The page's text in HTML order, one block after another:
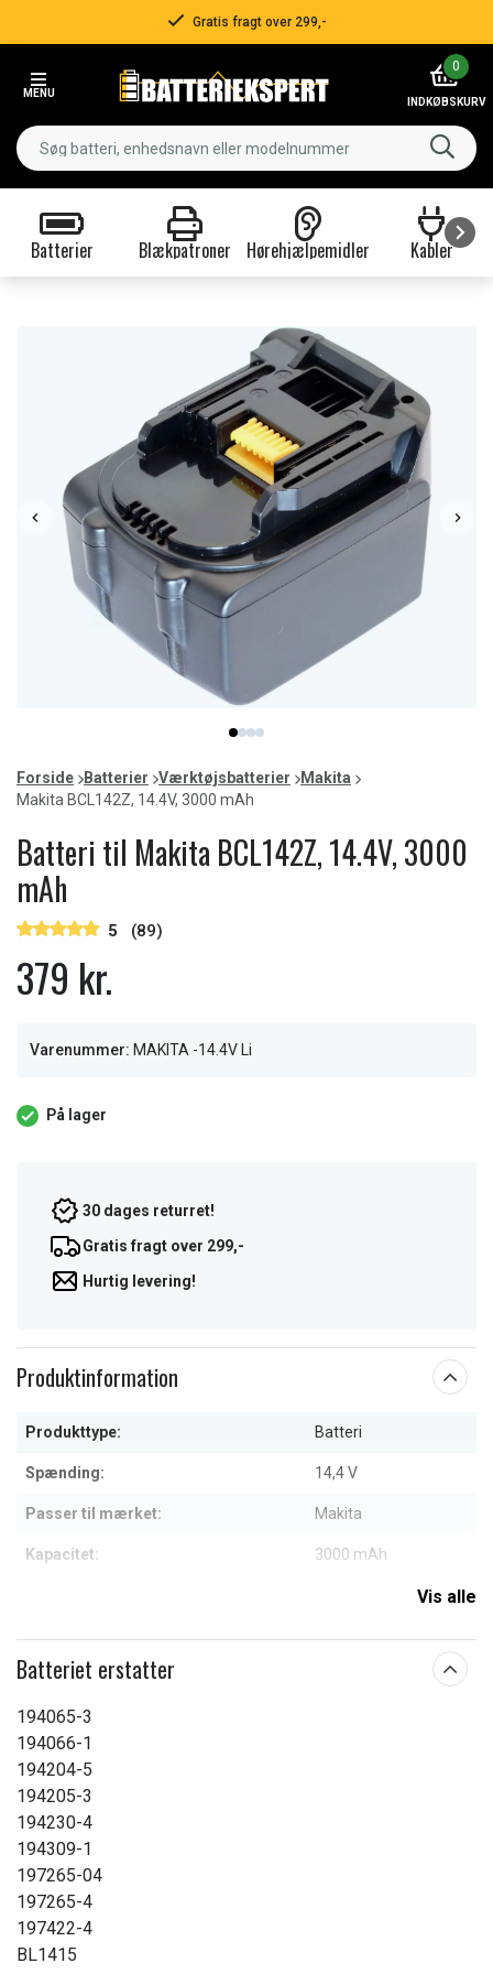
Gratis fragt over 299,-
MENU
0
INDKØBSKURV
Batterier Blækpatroner Hørehjælpemidler Kabler
item
0
item
1
item
2
item
3
of
4
Forside Batterier Værktøjsbatterier
Makita
Makita BCL142Z, 14.4V, 3000 mAh
Batteri til Makita BCL142Z, 14.4V, 3000
mAh
5 (89)
379 kr.
Varenummer: MAKITA -14.4V Li
På lager
30 dages returret!
Gratis fragt over 299,-
Hurtig levering!
Produktinformation
Produkttype: Batteri
Spænding: 14,4 V
Passer til mærket: Makita
Kapacitet: 3000 mAh
Vis alle
Batteriet erstatter
194065-3
194066-1
194204-5
194205-3
194230-4
194309-1
197265-04
197265-4
197422-4
BL1415